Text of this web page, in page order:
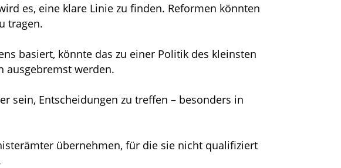
es, eine klare Linie zu finden. Reformen könnten
tragen.
basiert, könnte das zu einer Politik des kleinsten
ausgebremst werden.
sein, Entscheidungen zu treffen – besonders in
übernehmen, für die sie nicht qualifiziert